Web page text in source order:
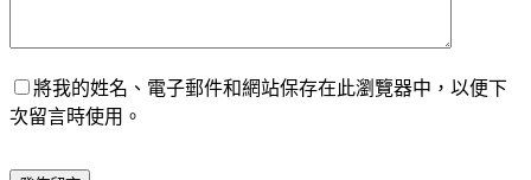
將我的姓名、電子郵件和網站保存在此瀏覽器中，以便下
次留言時使用。